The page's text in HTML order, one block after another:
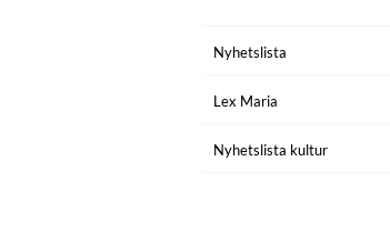
Nyhetslista
Lex Maria
Nyhetslista kultur